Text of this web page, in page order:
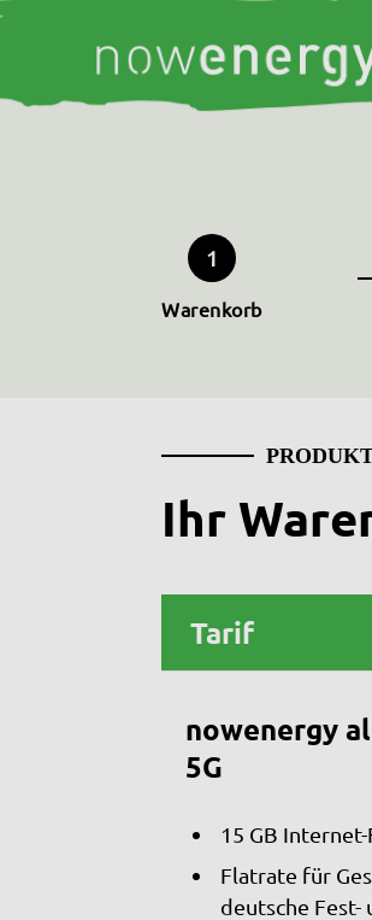
1
Warenkorb
Ihr
Tarif
nowenergy
5G
15 GB Internet-
Flatrate für
deutsche